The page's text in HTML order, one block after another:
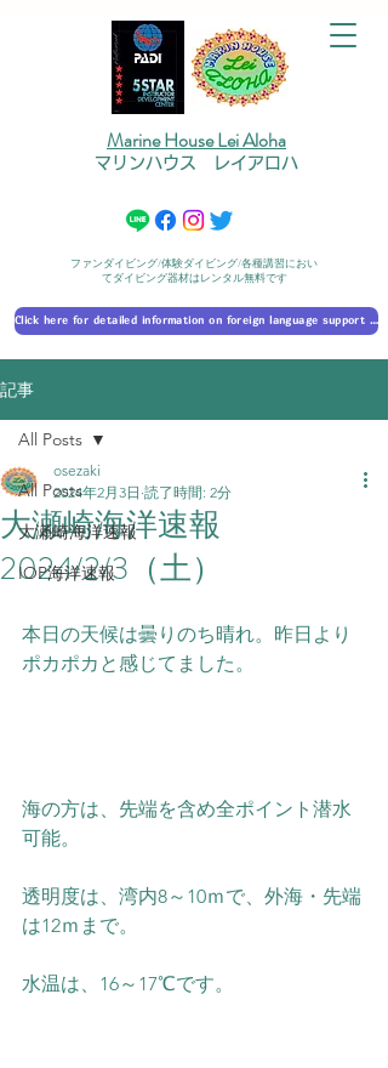
Marine House Lei Aloha
マリンハウス レイアロハ
ファンダイビング/体験ダイビング/各種講習におい
てダイビング器材はレンタル無料です
Click here for detailed information on foreign language support 外国語対応の詳細に​ついて
記事
All Posts
大瀬崎海洋速報
IOP海洋速報
All Posts
大瀬崎海洋速報
2024/2/3（土）
osezaki
2024年2月3日 読了時間: 2分
本日の天候は曇りのち晴れ。昨日より
ポカポカと感じてました。
海の方は、先端を含め全ポイント潜水
可能。
透明度は、湾内8～10ｍで、外海・先端
は12ｍまで。
水温は、16～17℃です。